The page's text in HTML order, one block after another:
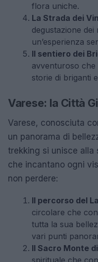
flora uniche.
La Strada dei
degustazione
un’esperienza
Il sentiero dei
avventuroso
storie di briganti
Varese: la Città
Varese, conosciuta
un panorama di
trekking si unisce alla
che incantano ogni
non perdere:
Il percorso del
circolare che
tutta la sua
vari punti
Il Sacro Monte
spirituale che